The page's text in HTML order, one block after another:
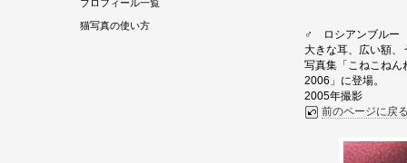
♂ ロシアンブルー
大きな耳、広い額、
写真集「こねこね
2006」に登場。
2005年撮影
前のページに戻
プロフィール一覧
猫写真の使い方